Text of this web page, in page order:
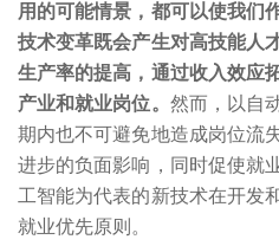
用的可能情景，都可以使我们
技术变革既会产生对高技能人
生产率的提高，通过收入效应
产业和就业岗位。 然而，以自
期内也不可避免地造成岗位流
进步的负面影响，同时促使就
工智能为代表的新技术在开发
就业优先原则。